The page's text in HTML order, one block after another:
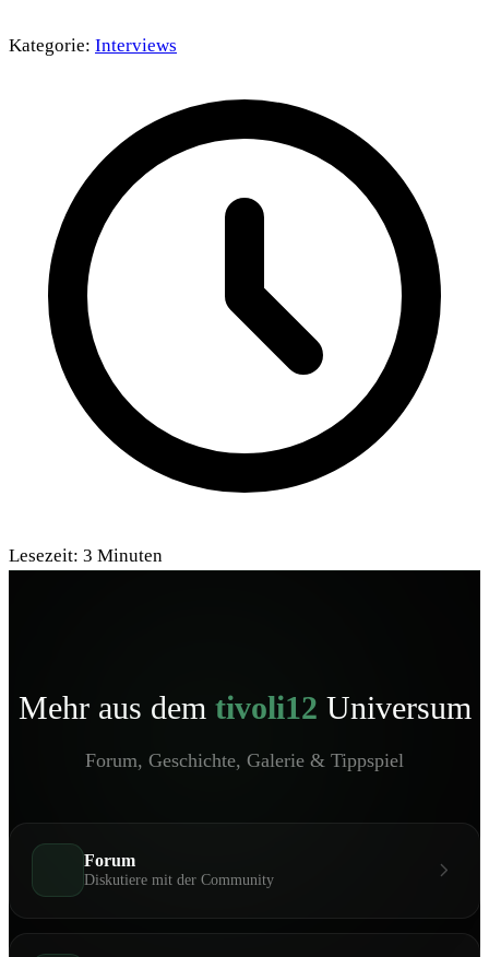
Kategorie: Interviews
Lesezeit: 3 Minuten
Mehr aus dem tivoli12 Universum
Forum, Geschichte, Galerie & Tippspiel
Forum
Diskutiere mit der Community